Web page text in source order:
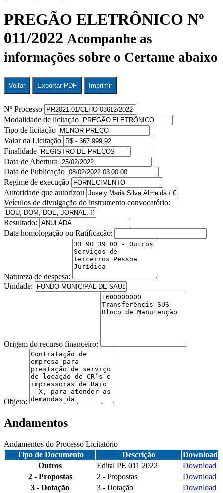
PREGÃO ELETRÔNICO Nº
011/2022 Acompanhe as
informações sobre o Certame abaixo
Voltar Exportar PDF Imprimir
Nº Processo
Modalidade de licitação
Tipo de licitação
Valor da Licitação
Finalidade
Data de Abertura
Data de Publicação
Regime de execução
Autoridade que autorizou
Veículos de divulgação do instrumento convocatório:
Resultado:
Data homologação ou Ratificação:
Natureza de despesa:
Unidade:
Origem do recurso financeiro:
Objeto:
Andamentos
Andamentos do Processo Licitatório
Tipo de Documento
Descrição
Download
Outros
Edital PE 011 2022
Download
2 - Propostas
2 - Propostas
Download
3 - Dotação
3 - Dotação
Download